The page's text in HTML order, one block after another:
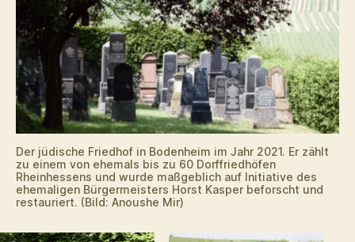
Der jüdische Friedhof in Bodenheim im Jahr 2021. Er zählt
zu einem von ehemals bis zu 60 Dorffriedhöfen
Rheinhessens und wurde maßgeblich auf Initiative des
ehemaligen Bürgermeisters Horst Kasper beforscht und
restauriert. (Bild: Anoushe Mir)